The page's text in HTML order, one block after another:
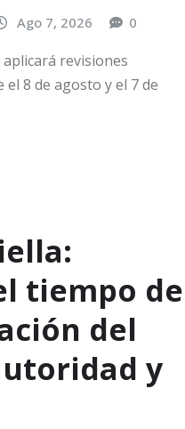
Ago 7, 2026 0
revisiones
8 de agosto y el 7 de
tiempo de
del
y